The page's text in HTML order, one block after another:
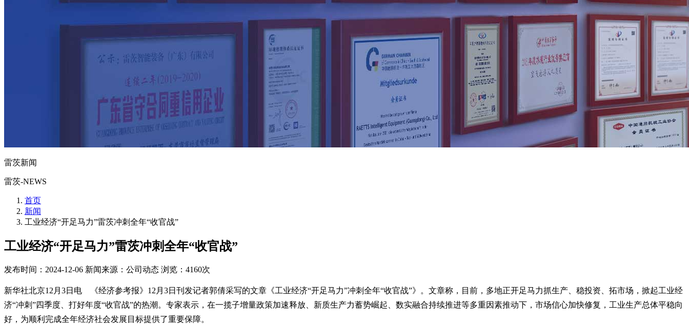
雷茨新闻
雷茨-NEWS
首页
新闻
工业经济“开足马力”雷茨冲刺全年“收官战”
工业经济“开足马力”雷茨冲刺全年“收官战”
发布时间：2024-12-06 新闻来源：公司动态 浏览：4160次
新华社北京12月3日电 《经济参考报》12月3日刊发记者郭倩采写的文章《工业经济“开足马力”冲刺全年“收官战”》。文章称，目前，多地正开足马力抓生产、稳投资、拓市场，掀起工业经
济“冲刺”四季度、打好年度“收官战”的热潮。专家表示，在一揽子增量政策加速释放、新质生产力蓄势崛起、数实融合持续推进等多重因素推动下，市场信心加快修复，工业生产总体平稳向
好，为顺利完成全年经济社会发展目标提供了重要保障。